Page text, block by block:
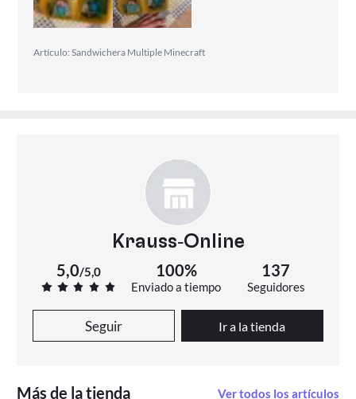
Artículo: Sandwichera Multiple Minecraft
Krauss-Online
5,0/5,0 100%
Enviado a tiempo
137
Seguidores
Seguir Ir a la tienda
Más de la tienda Ver todos los artículos